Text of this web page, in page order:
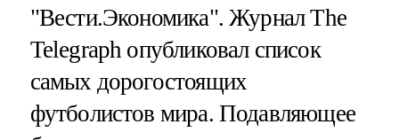
"Вести.Экономика".Журнал The
Telegraph опубликовал список
самых дорогостоящих
футболистов мира. Подавляющее